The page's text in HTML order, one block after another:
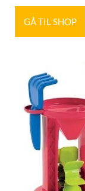
GÅ TIL SHOP